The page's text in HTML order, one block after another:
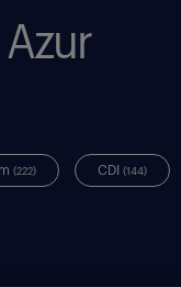
(222) CDI(144)